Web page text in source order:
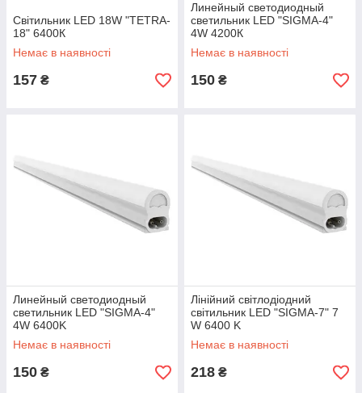
Світильник LED 18W "TETRA-
18" 6400К
Немає в наявності
157 ₴
Линейный светодиодный
светильник LED "SIGMA-4"
4W 4200К
Немає в наявності
150 ₴
Линейный светодиодный
светильник LED "SIGMA-4"
4W 6400K
Немає в наявності
150 ₴
Лінійний світлодіодний
світильник LED "SIGMA-7" 7
W 6400 K
Немає в наявності
218 ₴